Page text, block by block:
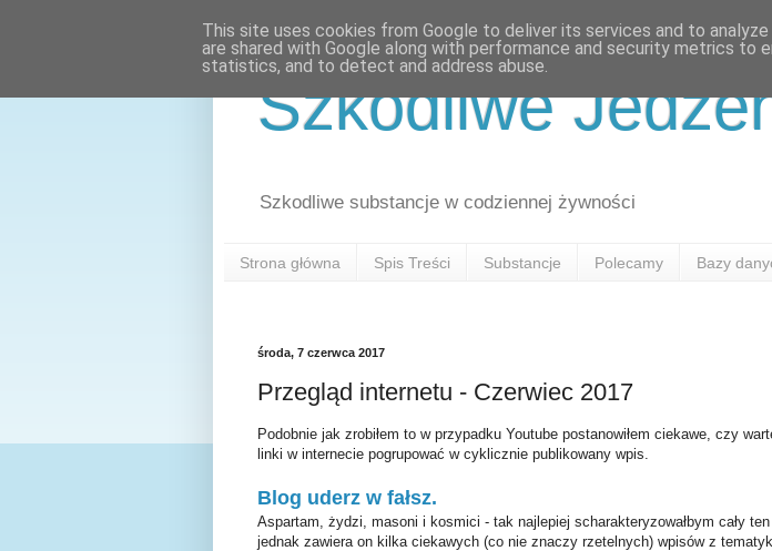
Szkodliwe
Szkodliwe substancje w codziennej żywności
Strona główna Spis Treści Substancje Polecamy Bazy
środa, 7 czerwca 2017
Przegląd internetu - Czerwiec 2017
Podobnie jak zrobiłem to w przypadku Youtube postanowiłem ciekawe, czy
linki w internecie pogrupować w cyklicznie publikowany wpis.
Blog uderz w fałsz.
Aspartam, żydzi, masoni i kosmici - tak najlepiej scharakteryzowałbym cały
jednak zawiera on kilka ciekawych (co nie znaczy rzetelnych) wpisów z
This site uses cookies from Google to deliver its services and to
are shared with Google along with performance and security metrics to
statistics, and to detect and address abuse.